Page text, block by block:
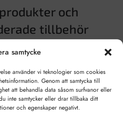
samtycke
använder vi teknologier som cookies
Genom att samtycka till
att behandla data såsom surfvanor eller
inte samtycker eller drar tillbaka ditt
och egenskaper negativt.
och
tillbehör